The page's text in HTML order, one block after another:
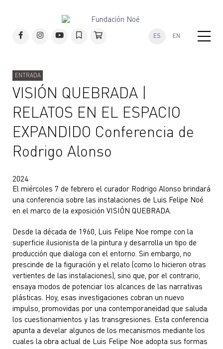
ES EN
ENTRADA
VISIÓN QUEBRADA |
RELATOS EN EL ESPACIO
EXPANDIDO Conferencia de
Rodrigo Alonso
2024
El miércoles 7 de febrero el curador Rodrigo Alonso brindará
una conferencia sobre las instalaciones de Luis Felipe Noé
en el marco de la exposición VISIÓN QUEBRADA.
Desde la década de 1960, Luis Felipe Noe rompe con la
superficie ilusionista de la pintura y desarrolla un tipo de
producción que dialoga con el entorno. Sin embargo, no
prescinde de la figuración y el relato (como lo hicieron otras
vertientes de las instalaciones), sino que, por el contrario,
ensaya modos de potenciar los alcances de las narrativas
plásticas. Hoy, esas investigaciones cobran un nuevo
impulso, promovidas por una contemporaneidad que saluda
los cuestionamientos y las transgresiones. Esta conferencia
apunta a develar algunos de los mecanismos mediante los
cuales la obra actual de Luis Felipe Noe adopta sus formas